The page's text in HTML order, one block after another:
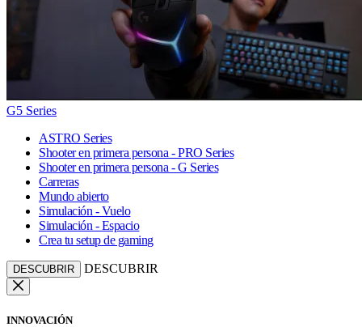
G5 Series
ASTRO Series
Shooter en primera persona - PRO Series
Shooter en primera persona - G Series
Carreras
Mundo abierto
Simulación - Vuelo
Simulación - Espacio
Crea tu setup de gaming
DESCUBRIR DESCUBRIR
INNOVACIÓN